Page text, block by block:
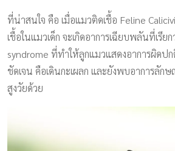
ที่น่าสนใจ คือ เมื่อแมวติดเชื้อ Feline
เชื้อในแมวเด็ก จะเกิดอาการเฉียบพลันที่เรีย
syndrome ที่ทำให้ลูกแมวแสดงอาการผิดป
ชัดเจน คือเดินกะเผลก และยังพบอาการลัก
สูงวัยด้วย